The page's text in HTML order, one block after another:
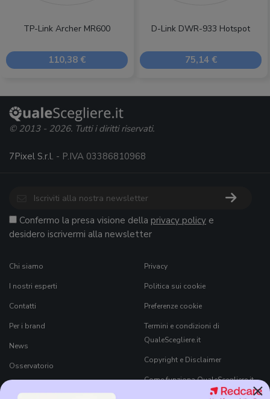
TP-Link Archer MR600
110,38 €
D-Link DWR-933 Hotspot
75,14 €
×
© 2013 - 2026. Tutti i diritti riservati.
7Pixel S.r.l. - P.IVA 03386810968
Confermo la presa visione della privacy policy e
desidero iscrivermi alla newsletter
Chi siamo
I nostri esperti
Contatti
Per i brand
News
Osservatorio
Privacy
Politica sui cookie
Preferenze cookie
Termini e condizioni di
QualeScegliere.it
Copyright e Disclaimer
Come funziona QualeScegliere.it